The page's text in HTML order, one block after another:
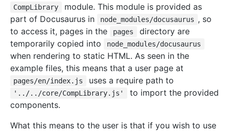
CompLibrary
module. This module is provided as
part of Docusaurus in
node_modules/docusaurus , so
to access it, pages in the
pages
directory are
temporarily copied into
node_modules/docusaurus
when rendering to static HTML. As seen in the
example files, this means that a user page at
pages/en/index.js uses a require path to
'../../core/CompLibrary.js'
to import the provided
components.
What this means to the user is that if you wish to use